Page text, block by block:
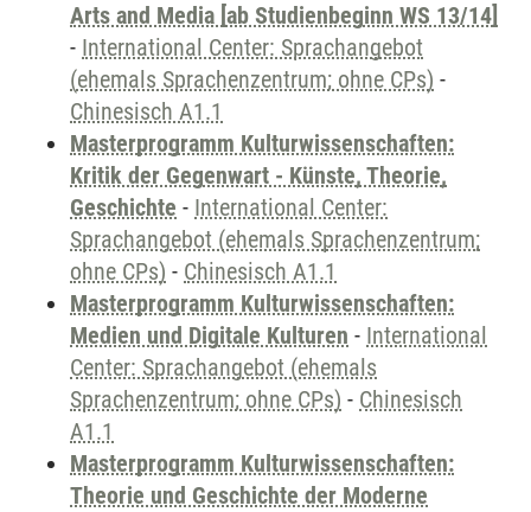
Arts and Media [ab Studienbeginn WS 13/14]
- International Center: Sprachangebot
(ehemals Sprachenzentrum; ohne CPs) -
Chinesisch A1.1
Masterprogramm Kulturwissenschaften:
Kritik der Gegenwart - Künste, Theorie,
Geschichte - International Center:
Sprachangebot (ehemals Sprachenzentrum;
ohne CPs) - Chinesisch A1.1
Masterprogramm Kulturwissenschaften:
Medien und Digitale Kulturen - International
Center: Sprachangebot (ehemals
Sprachenzentrum; ohne CPs) - Chinesisch
A1.1
Masterprogramm Kulturwissenschaften:
Theorie und Geschichte der Moderne